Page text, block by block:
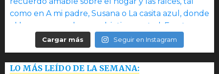
Cargar más Seguir en Instagram
LO MÁS LEÍDO DE LA SEMANA: